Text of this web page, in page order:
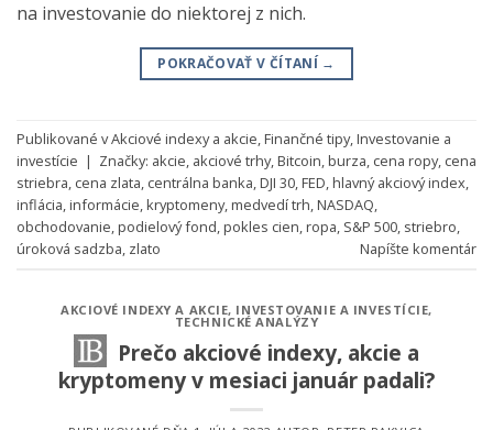
na investovanie do niektorej z nich.
POKRAČOVAŤ V ČÍTANÍ →
Publikované vAkciové indexy a akcie,Finančné tipy,Investovanie a
investície | Značky: akcie, akciové trhy,Bitcoin,burza, cena ropy, cena
striebra, cena zlata, centrálna banka,DJI 30,FED,hlavný akciový index,
inflácia,informácie,kryptomeny,medvedí trh,NASDAQ,
obchodovanie,podielový fond,pokles cien,ropa, S&P 500, striebro,
úroková sadzba, zlato Napíšte komentár
AKCIOVÉ INDEXY A AKCIE, INVESTOVANIE A INVESTÍCIE,
TECHNICKÉ ANALÝZY
Prečo akciové indexy, akcie a
kryptomeny v mesiaci január padali?